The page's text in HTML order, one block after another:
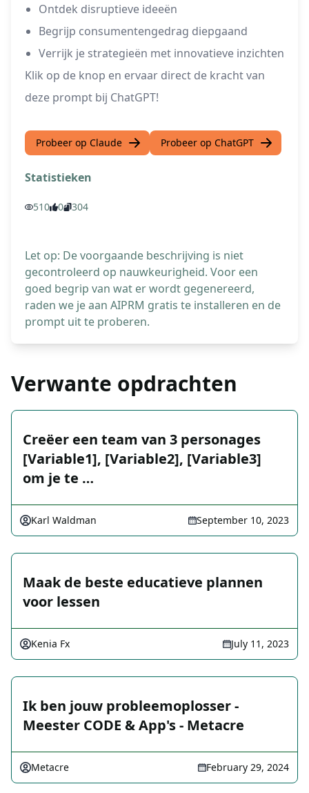
Ontdek disruptieve ideeën
Begrijp consumentengedrag diepgaand
Verrijk je strategieën met innovatieve inzichten
Klik op de knop en ervaar direct de kracht van
deze prompt bij ChatGPT!
Probeer op Claude Probeer op ChatGPT
Statistieken
510 0 304
Let op: De voorgaande beschrijving is niet
gecontroleerd op nauwkeurigheid. Voor een
goed begrip van wat er wordt gegenereerd,
raden we je aan AIPRM gratis te installeren en de
prompt uit te proberen.
Verwante opdrachten
Creëer een team van 3 personages
[Variable1], [Variable2], [Variable3]
om je te …
Karl Waldman September 10, 2023
Maak de beste educatieve plannen
voor lessen
Kenia Fx July 11, 2023
Ik ben jouw probleemoplosser -
Meester CODE & App's - Metacre
Metacre February 29, 2024